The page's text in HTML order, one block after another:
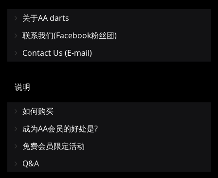
关于AA darts
联系我们(Facebook粉丝团)
Contact Us (E-mail)
说明
如何购买
成为AA会员的好处是?
免费会员限定活动
Q&A